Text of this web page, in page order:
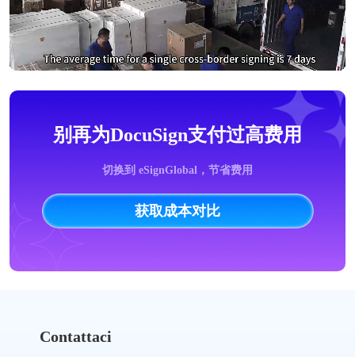
别再为DocuSign支付过高费用
切换到 eSignGlobal，节省费用
获取成本对比
Contattaci